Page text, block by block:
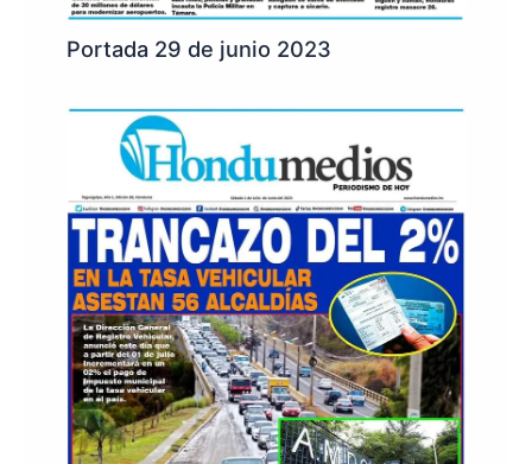
Portada 29 de junio 2023